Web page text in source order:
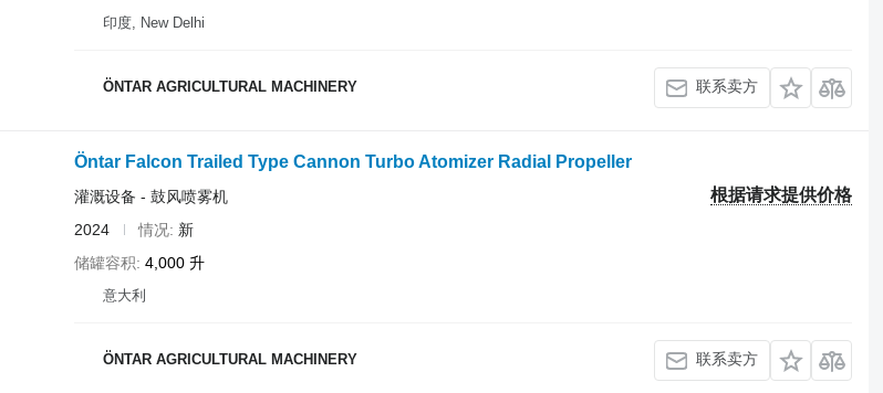
印度, New Delhi
ÖNTAR AGRICULTURAL MACHINERY 联系卖方
Öntar Falcon Trailed Type Cannon Turbo Atomizer Radial Propeller
根据请求提供价格
灌溉设备 - 鼓风喷雾机
2024
情况 新
储罐容积 4,000 升
意大利
ÖNTAR AGRICULTURAL MACHINERY 联系卖方